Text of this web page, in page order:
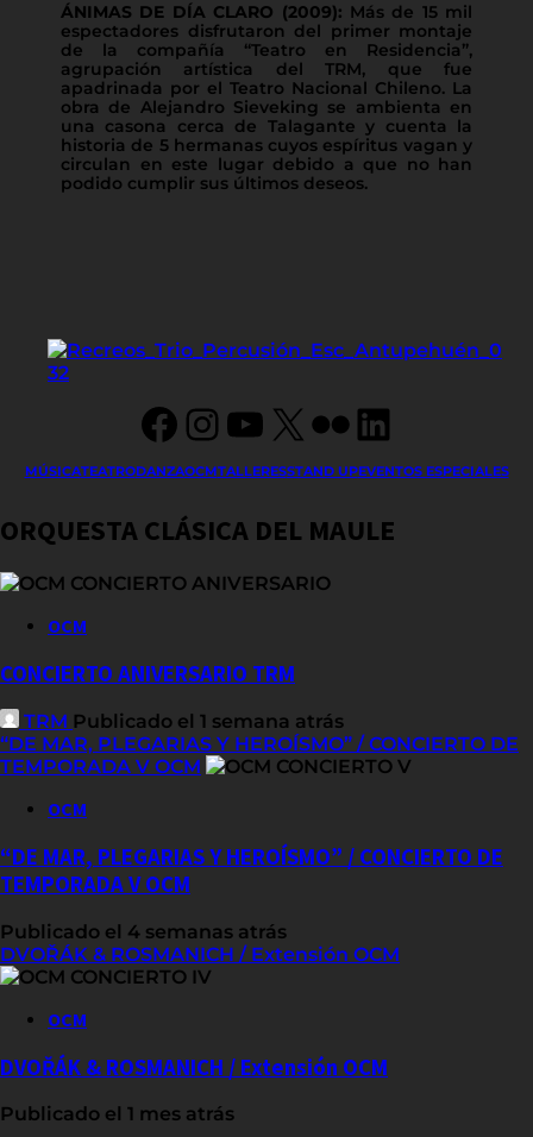
ÁNIMAS DE DÍA CLARO (2009): Más de 15 mil
espectadores disfrutaron del primer montaje
de la compañía “Teatro en Residencia”,
agrupación artística del TRM, que fue
apadrinada por el Teatro Nacional Chileno. La
obra de Alejandro Sieveking se ambienta en
una casona cerca de Talagante y cuenta la
historia de 5 hermanas cuyos espíritus vagan y
circulan en este lugar debido a que no han
podido cumplir sus últimos deseos.
Facebook
Instagram
YouTube
X FlickrLinkedIn
MÚSICATEATRODANZAOCMTALLERESSTAND UPEVENTOS ESPECIALES
ORQUESTA CLÁSICA DEL MAULE
OCM
CONCIERTO ANIVERSARIO TRM
TRM Publicado el 1 semana atrás
“DE MAR, PLEGARIAS Y HEROÍSMO” / CONCIERTO DE
TEMPORADA V OCM
OCM
“DE MAR, PLEGARIAS Y HEROÍSMO” / CONCIERTO DE
TEMPORADA V OCM
Publicado el 4 semanas atrás
DVOŘÁK & ROSMANICH / Extensión OCM
OCM
DVOŘÁK & ROSMANICH / Extensión OCM
Publicado el 1 mes atrás